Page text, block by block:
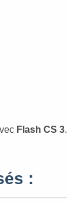
Flash CS 3.
: